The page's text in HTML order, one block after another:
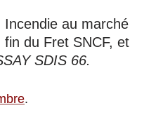
au marché
du Fret SNCF, et
SDIS 66.
.